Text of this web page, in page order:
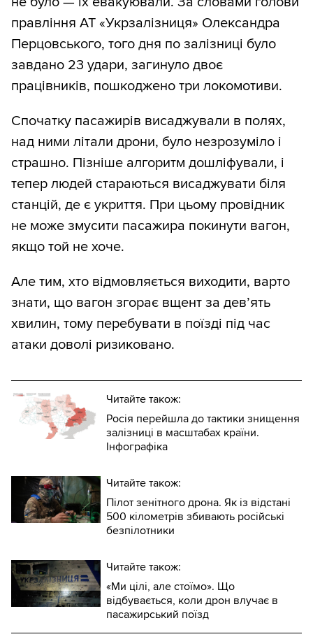
правління АТ «Укрзалізниця» Олександра
Перцовського, того дня по залізниці було
завдано 23 удари, загинуло двоє
працівників, пошкоджено три локомотиви.
Спочатку пасажирів висаджували в полях,
над ними літали дрони, було незрозуміло і
страшно. Пізніше алгоритм дошліфували, і
тепер людей стараються висаджувати біля
станцій, де є укриття. При цьому провідник
не може змусити пасажира покинути вагон,
якщо той не хоче.
Але тим, хто відмовляється виходити, варто
знати, що вагон згорає вщент за дев’ять
хвилин, тому перебувати в поїзді під час
атаки доволі ризиковано.
Читайте також:
Росія перейшла до тактики знищення
залізниці в масштабах країни.
Інфографіка
Читайте також:
Пілот зенітного дрона. Як із відстані
500 кілометрів збивають російські
безпілотники
Читайте також:
«Ми цілі, але стоїмо». Що
відбувається, коли дрон влучає в
пасажирський поїзд